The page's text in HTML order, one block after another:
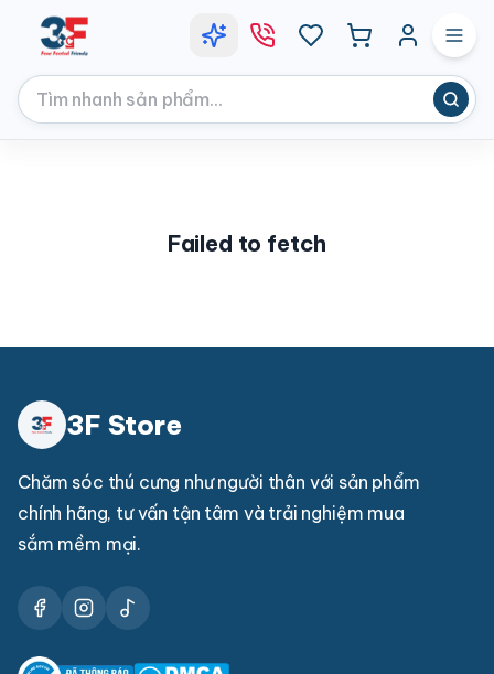
Failed to fetch
3F Store
Chăm sóc thú cưng như người thân với sản phẩm
chính hãng, tư vấn tận tâm và trải nghiệm mua
sắm mềm mại.